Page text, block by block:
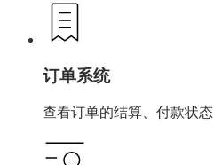
订单系统
查看订单的结算、付款状态